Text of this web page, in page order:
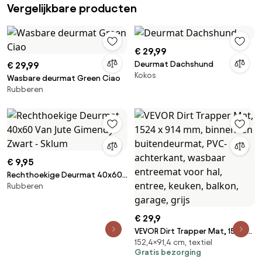
Vergelijkbare producten
€ 29,99
Wasbare deurmat Green Ciao
Rubberen
€ 29,99
Deurmat Dachshund
Kokos
€ 9,95
Rechthoekige Deurmat 40x60
Van Jute Gimendy Zwart - Sklum
Rubberen
€ 29,9
VEVOR Dirt Trapper Mat, 1524 x
914 mm, binnen- en
buitendeurmat, PVC-
152,4×91,4 cm, textiel
Gratis bezorging